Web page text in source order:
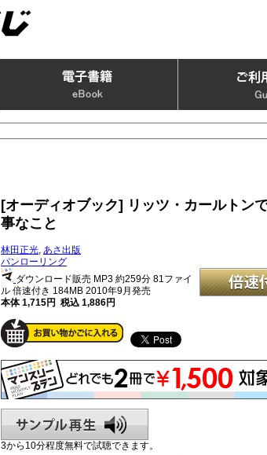
[オーディオブック] リッツ・カールトン
事なこと
林田正光, あさ出版
パンローリング
ダウンロード販売 MP3 約259分 81ファイ
ル 倍速付き 184MB 2010年9月発売
本体 1,715円 税込 1,886円
3から10分程度無料で試聴できます。